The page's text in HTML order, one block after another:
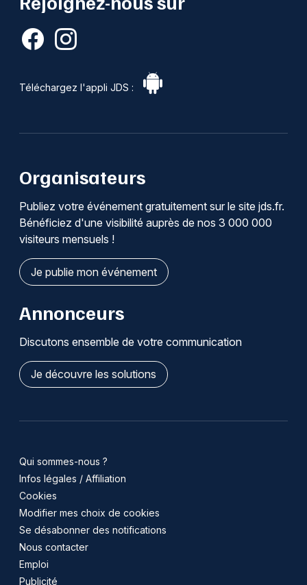
Téléchargez l'appli JDS :
Organisateurs
Publiez votre événement gratuitement sur le site jds.fr.
Bénéficiez d'une visibilité auprès de nos 3 000 000
visiteurs mensuels !
Je publie mon événement
Annonceurs
Discutons ensemble de votre communication
Je découvre les solutions
Qui sommes-nous ?
Infos légales / Affiliation
Cookies
Modifier mes choix de cookies
Se désabonner des notifications
Nous contacter
Emploi
Publicité